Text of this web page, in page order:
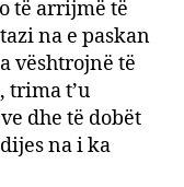
të arrijmë të
na e paskan
vështrojnë të
trima t’u
dhe të dobët
na i ka